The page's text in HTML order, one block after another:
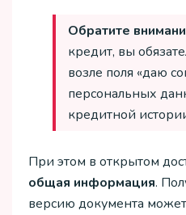
Обратите
кредит, вы
возле поля «даю
персональных
кредитной
При этом в открытом
общая информация.
версию документа